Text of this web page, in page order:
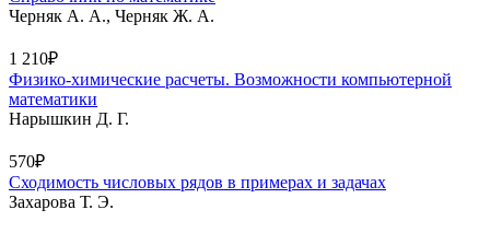
Черняк А. А., Черняк Ж. А.
1 210₽
Физико-химические расчеты. Возможности компьютерной
математики
Нарышкин Д. Г.
570₽
Сходимость числовых рядов в примерах и задачах
Захарова Т. Э.